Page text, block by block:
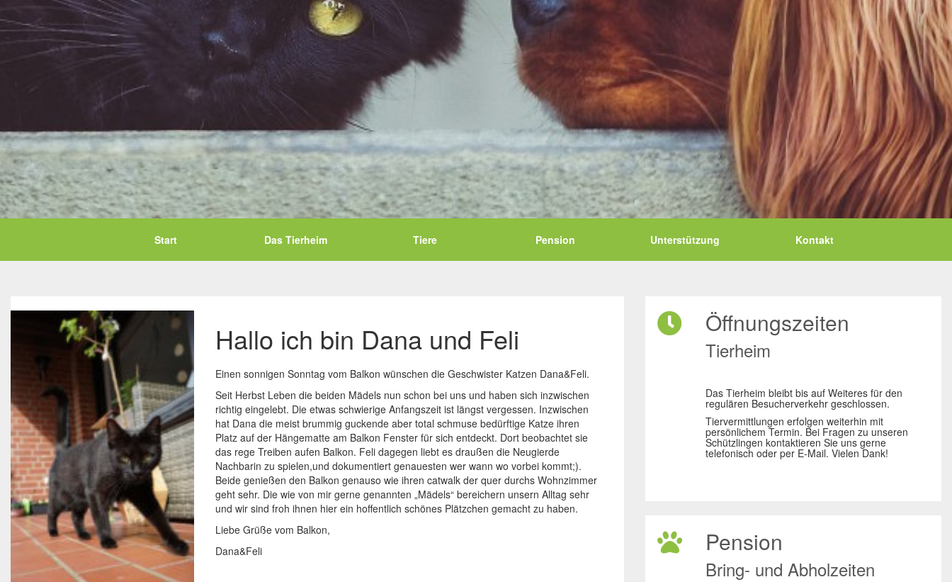
Start Das Tierheim Tiere Pension Unterstützung Kontakt
Hallo ich bin Dana und Feli
Einen sonnigen Sonntag vom Balkon wünschen die Geschwister Katzen Dana&Feli.
Seit Herbst Leben die beiden Mädels nun schon bei uns und haben sich inzwischen
richtig eingelebt. Die etwas schwierige Anfangszeit ist längst vergessen. Inzwischen
hat Dana die meist brummig guckende aber total schmuse bedürftige Katze ihren
Platz auf der Hängematte am Balkon Fenster für sich entdeckt. Dort beobachtet sie
das rege Treiben aufen Balkon. Feli dagegen liebt es draußen die Neugierde
Nachbarin zu spielen,und dokumentiert genauesten wer wann wo vorbei kommt;).
Beide genießen den Balkon genauso wie ihren catwalk der quer durchs Wohnzimmer
geht sehr. Die wie von mir gerne genannten „Mädels“ bereichern unsern Alltag sehr
und wir sind froh ihnen hier ein hoffentlich schönes Plätzchen gemacht zu haben.
Liebe Grüße vom Balkon,
Dana&Feli
Öffnungszeiten
Tierheim
Das Tierheim bleibt bis auf Weiteres für den
regulären Besucherverkehr geschlossen.
Tiervermittlungen erfolgen weiterhin mit
persönlichem Termin. Bei Fragen zu unseren
Schützlingen kontaktieren Sie uns gerne
telefonisch oder per E-Mail. Vielen Dank!
Pension
Bring- und Abholzeiten